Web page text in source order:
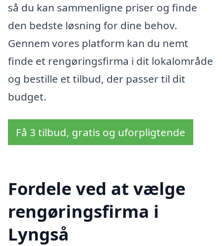
så du kan sammenligne priser og finde
den bedste løsning for dine behov.
Gennem vores platform kan du nemt
finde et rengøringsfirma i dit lokalområde
og bestille et tilbud, der passer til dit
budget.
Få 3 tilbud, gratis og uforpligtende
Fordele ved at vælge
rengøringsfirma i
Lyngså